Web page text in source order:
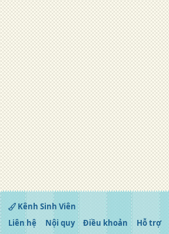
Kênh Sinh Viên
Liên hệ
Nội quy Điều khoản Hỗ trợ